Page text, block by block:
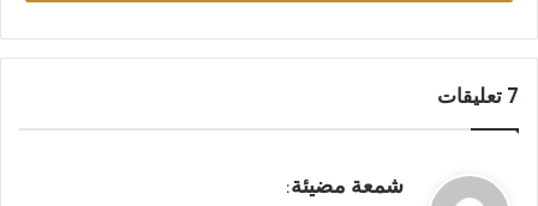
لكي تستقيم. ترى! ما هذا العامل؟ أو ربما كانت هناك عوامل أَخرى،
الكتاب فوجدته في حاجة إلى نقد هو أقرب للنقض منه إلى النقد.
‫7 تعليقات
يشمعة مضيئة: